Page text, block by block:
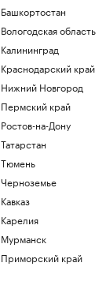
Башкортостан
Вологодская область
Калининград
Краснодарский край
Нижний Новгород
Пермский край
Ростов-на-Дону
Татарстан
Тюмень
Черноземье
Кавказ
Карелия
Мурманск
Приморский край